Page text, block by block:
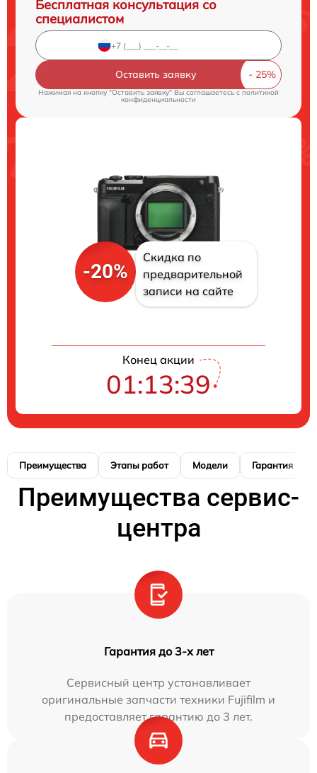
Бесплатная консультация со
специалистом
Оставить заявку
Нажимая на кнопку "Оставить заявку" Вы соглашаетесь c политикой
конфиденциальности
-20%
Скидка по
предварительной
записи на сайте
Конец акции
01:13:38
Преимущества Этапы работ Модели Гарантия
Преимущества сервис-
центра
Гарантия до 3-х лет
Сервисный центр устанавливает
оригинальные запчасти техники Fujifilm и
предоставляет гарантию до 3 лет.